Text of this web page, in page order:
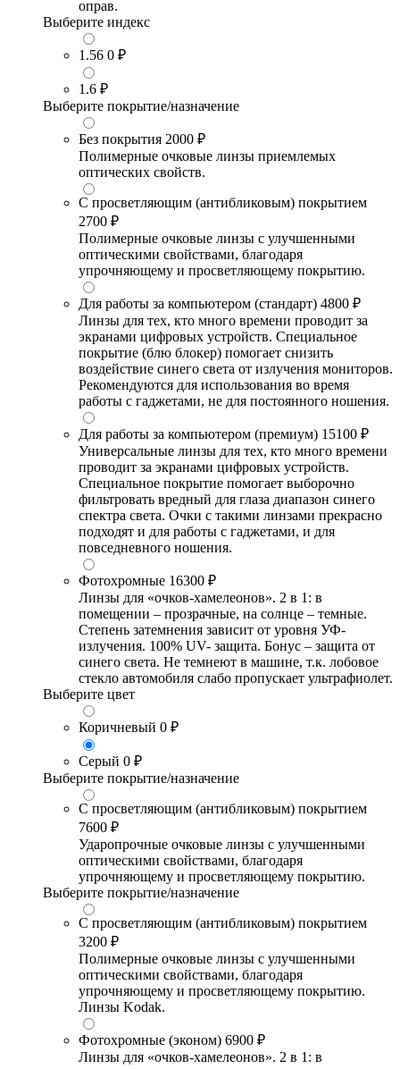
оправ.
Выберите индекс
1.56 0 ₽
1.6 ₽
Выберите покрытие/назначение
Без покрытия 2000 ₽
Полимерные очковые линзы приемлемых
оптических свойств.
С просветляющим (антибликовым) покрытием
2700 ₽
Полимерные очковые линзы с улучшенными
оптическими свойствами, благодаря
упрочняющему и просветляющему покрытию.
Для работы за компьютером (стандарт) 4800 ₽
Линзы для тех, кто много времени проводит за
экранами цифровых устройств. Специальное
покрытие (блю блокер) помогает снизить
воздействие синего света от излучения мониторов.
Рекомендуются для использования во время
работы с гаджетами, не для постоянного ношения.
Для работы за компьютером (премиум) 15100 ₽
Универсальные линзы для тех, кто много времени
проводит за экранами цифровых устройств.
Специальное покрытие помогает выборочно
фильтровать вредный для глаза диапазон синего
спектра света. Очки с такими линзами прекрасно
подходят и для работы с гаджетами, и для
повседневного ношения.
Фотохромные 16300 ₽
Линзы для «очков-хамелеонов». 2 в 1: в
помещении – прозрачные, на солнце – темные.
Степень затемнения зависит от уровня УФ-
излучения. 100% UV- защита. Бонус – защита от
синего света. Не темнеют в машине, т.к. лобовое
стекло автомобиля слабо пропускает ультрафиолет.
Выберите цвет
Коричневый 0 ₽
Серый 0 ₽
Выберите покрытие/назначение
С просветляющим (антибликовым) покрытием
7600 ₽
Ударопрочные очковые линзы с улучшенными
оптическими свойствами, благодаря
упрочняющему и просветляющему покрытию.
Выберите покрытие/назначение
С просветляющим (антибликовым) покрытием
3200 ₽
Полимерные очковые линзы с улучшенными
оптическими свойствами, благодаря
упрочняющему и просветляющему покрытию.
Линзы Kodak.
Фотохромные (эконом) 6900 ₽
Линзы для «очков-хамелеонов». 2 в 1: в